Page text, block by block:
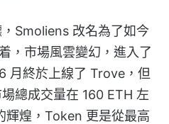
Smoliens 改名為了如今
市場風雲變幻，進入了
月終於上線了 Trove，但
總成交量在 160 ETH 左
輝煌，Token 更是從最高